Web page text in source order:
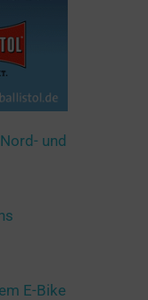
und
E-Bike